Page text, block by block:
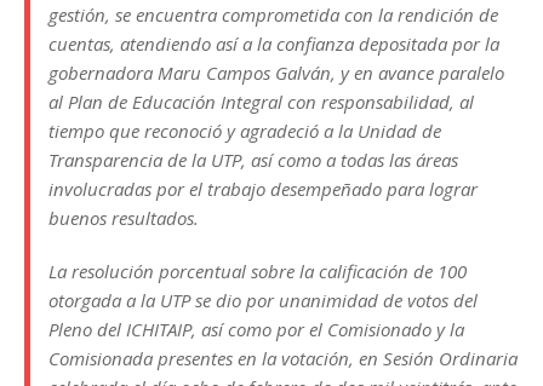
gestión, se encuentra comprometida con la rendición de
cuentas, atendiendo así a la confianza depositada por la
gobernadora Maru Campos Galván, y en avance paralelo
al Plan de Educación Integral con responsabilidad, al
tiempo que reconoció y agradeció a la Unidad de
Transparencia de la UTP, así como a todas las áreas
involucradas por el trabajo desempeñado para lograr
buenos resultados.
La resolución porcentual sobre la calificación de 100
otorgada a la UTP se dio por unanimidad de votos del
Pleno del ICHITAIP, así como por el Comisionado y la
Comisionada presentes en la votación, en Sesión Ordinaria